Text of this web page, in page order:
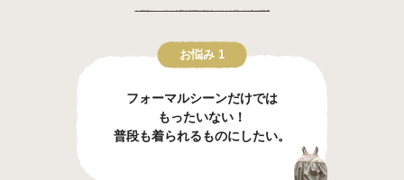
お悩み 1
フォーマルシーンだけでは
もったいない！
普段も着られるものにしたい。